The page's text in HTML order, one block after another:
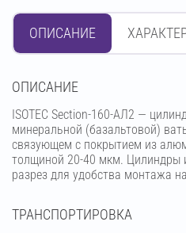
ОПИСАНИЕ
OПИСАНИЕ
ISOTEC Section-160-АЛ2 —
минеральной (базальтовой)
связующем с покрытием из
толщиной 20-40 мкм. Цилиндры
разрез для удобства монтажа
ТРАНСПОРТИРОВКА